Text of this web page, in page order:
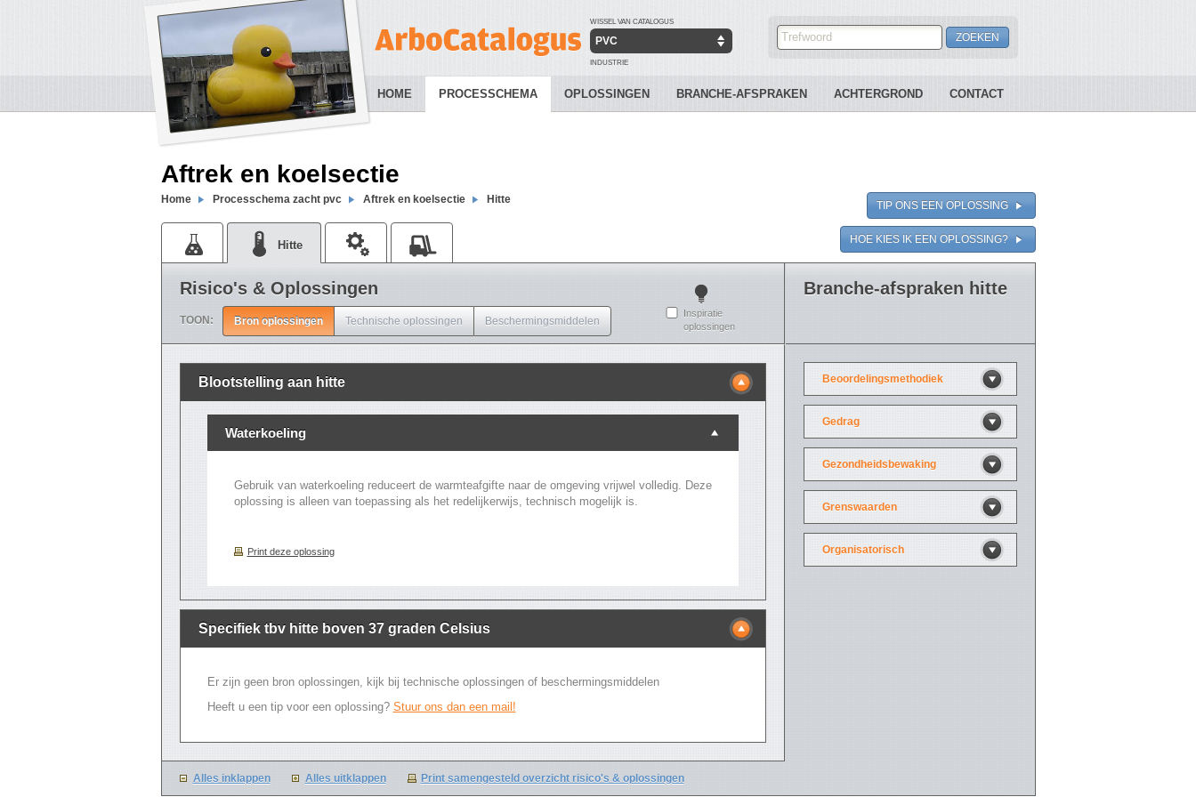
WISSEL VAN CATALOGUS
PVC
INDUSTRIE
HOME PROCESSCHEMA OPLOSSINGEN BRANCHE-AFSPRAKEN ACHTERGROND CONTACT
Aftrek en koelsectie
Home Processchema zacht pvc Aftrek en koelsectie Hitte
Hitte
TIP ONS EEN OPLOSSING
HOE KIES IK EEN OPLOSSING?
Risico's & Oplossingen
TOON: Bron oplossingen Technische oplossingen Beschermingsmiddelen
Inspiratie
oplossingen
Blootstelling aan hitte
Waterkoeling
Gebruik van waterkoeling reduceert de warmteafgifte naar de omgeving vrijwel volledig. Deze
oplossing is alleen van toepassing als het redelijkerwijs, technisch mogelijk is.
Print deze oplossing
Specifiek tbv hitte boven 37 graden Celsius
Er zijn geen bron oplossingen, kijk bij technische oplossingen of beschermingsmiddelen
Heeft u een tip voor een oplossing? Stuur ons dan een mail!
Alles inklappen Alles uitklappen Print samengesteld overzicht risico's & oplossingen
Branche-afspraken hitte
Beoordelingsmethodiek
Gedrag
Gezondheidsbewaking
Grenswaarden
Organisatorisch